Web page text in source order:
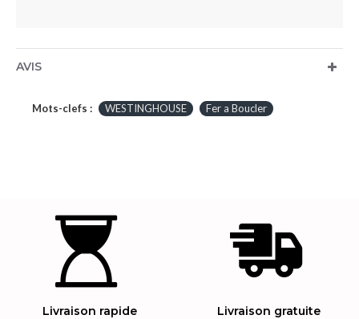
AVIS
Mots-clefs : WESTINGHOUSE Fer a Boucler
Livraison rapide Livraison gratuite